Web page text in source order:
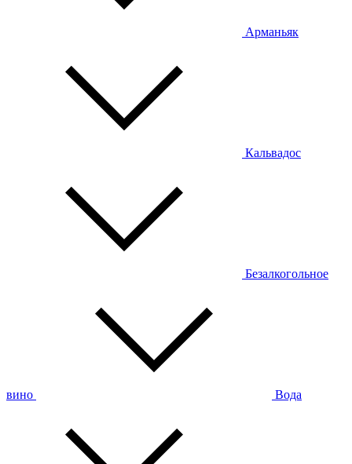
Арманьяк
Кальвадос
Безалкогольное
вино Вода